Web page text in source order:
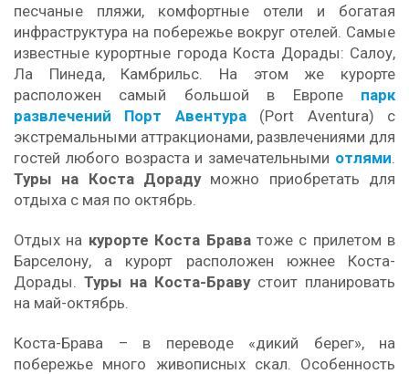
песчаные пляжи, комфортные отели и богатая
инфраструктура на побережье вокруг отелей. Самые
известные курортные города Коста Дорады: Салоу,
Ла Пинеда, Камбрильс. На этом же курорте
расположен самый большой в Европе парк
развлечений Порт Авентура(Port Aventura) с
экстремальными аттракционами, развлечениями для
гостей любого возраста и замечательными отлями
Туры на Коста Дорадуможно приобретать для
отдыха с мая по октябрь.
Отдых на курорте Коста Браватоже с прилетом в
Барселону, а курорт расположен южнее Коста-
Дорады. Туры на Коста-Бравустоит планировать
на май-октябрь.
Коста-Брава – в переводе «дикий берег», на
побережье много живописных скал. Особенность